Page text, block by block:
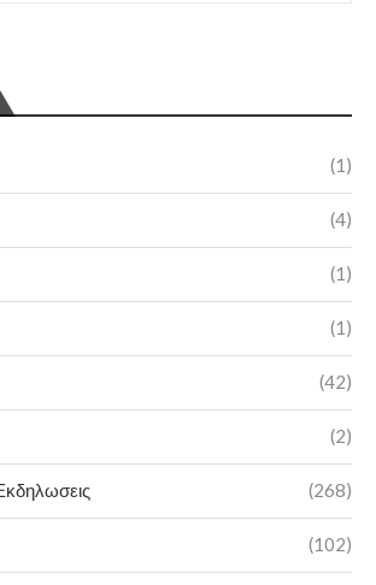
(1)
(4)
(1)
(1)
(42)
(2)
(268)
(102)